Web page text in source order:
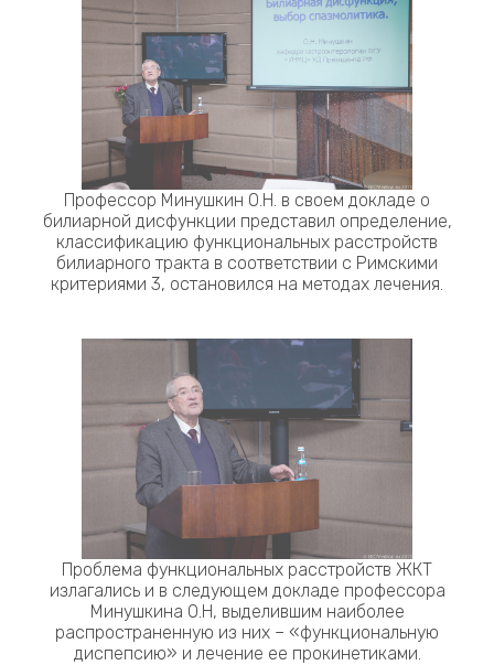
Профессор Минушкин О.Н. в своем докладе о
билиарной дисфункции представил определение,
классификацию функциональных расстройств
билиарного тракта в соответствии с Римскими
критериями 3, остановился на методах лечения.
Проблема функциональных расстройств ЖКТ
излагались и в следующем докладе профессора
Минушкина О.Н, выделившим наиболее
распространенную из них – «функциональную
диспепсию» и лечение ее прокинетиками.